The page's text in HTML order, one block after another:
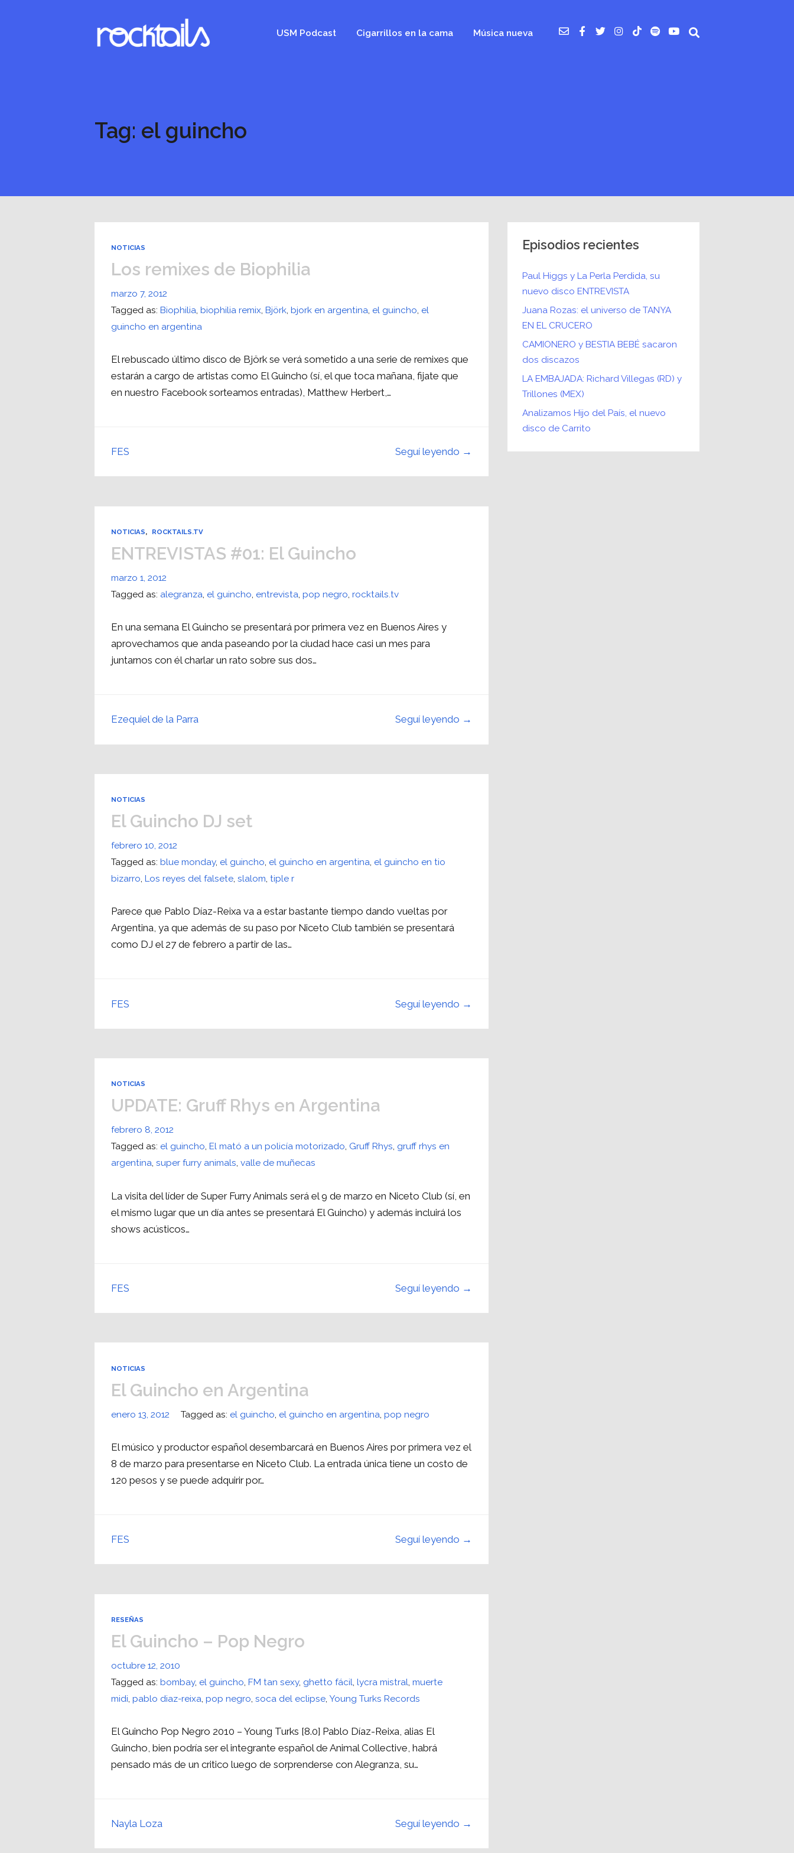
USM Podcast Cigarrillos en la cama Música nueva
Tag: el guincho
NOTICIAS
Los remixes de Biophilia
marzo 7, 2012
Tagged as:Biophilia,biophilia remix,Björk,bjork en argentina, el guincho, el
guincho en argentina
El rebuscado último disco de Björk se verá sometido a una serie de remixes que
estarán a cargo de artistas como El Guincho (sí, el que toca mañana, fijate que
en nuestro Facebook sorteamos entradas), Matthew Herbert,…
Seguí leyendo →
FES
NOTICIAS, ROCKTAILS.TV
ENTREVISTAS #01: El Guincho
marzo 1, 2012
Tagged as: alegranza, el guincho, entrevista,pop negro,rocktails.tv
En una semana El Guincho se presentará por primera vez en Buenos Aires y
aprovechamos que anda paseando por la ciudad hace casi un mes para
juntarnos con él charlar un rato sobre sus dos…
Seguí leyendo →
Ezequiel de la Parra
NOTICIAS
El Guincho DJ set
febrero 10, 2012
Tagged as: blue monday, el guincho, el guincho en argentina, el guincho en tio
bizarro, Los reyes del falsete,slalom,tiple r
Parece que Pablo Díaz-Reixa va a estar bastante tiempo dando vueltas por
Argentina, ya que además de su paso por Niceto Club también se presentará
como DJ el 27 de febrero a partir de las…
Seguí leyendo →
FES
NOTICIAS
UPDATE: Gruff Rhys en Argentina
febrero 8, 2012
Tagged as: el guincho, El mató a un policía motorizado, Gruff Rhys, gruff rhys en
argentina,super furry animals,valle de muñecas
La visita del líder de Super Furry Animals será el 9 de marzo en Niceto Club (sí, en
el mismo lugar que un día antes se presentará El Guincho) y además incluirá los
shows acústicos…
Seguí leyendo →
FES
NOTICIAS
El Guincho en Argentina
enero 13, 2012 Tagged as: el guincho, el guincho en argentina,pop negro
El músico y productor español desembarcará en Buenos Aires por primera vez el
8 de marzo para presentarse en Niceto Club. La entrada única tiene un costo de
120 pesos y se puede adquirir por…
Seguí leyendo →
FES
RESEÑAS
El Guincho – Pop Negro
octubre 12, 2010
Tagged as:bombay, el guincho,FM tan sexy, ghetto fácil,lycra mistral,muerte
midi,pablo diaz-reixa,pop negro,soca del eclipse, Young Turks Records
El Guincho Pop Negro 2010 – Young Turks [8.0] Pablo Díaz-Reixa, alias El
Guincho, bien podría ser el integrante español de Animal Collective, habrá
pensado más de un critico luego de sorprenderse con Alegranza, su…
Seguí leyendo →
Nayla Loza
Episodios recientes
Paul Higgs y La Perla Perdida, su
nuevo disco ENTREVISTA
Juana Rozas: el universo de TANYA
EN EL CRUCERO
CAMIONERO y BESTIA BEBÉ sacaron
dos discazos
LA EMBAJADA: Richard Villegas (RD) y
Trillones (MEX)
Analizamos Hijo del País, el nuevo
disco de Carrito